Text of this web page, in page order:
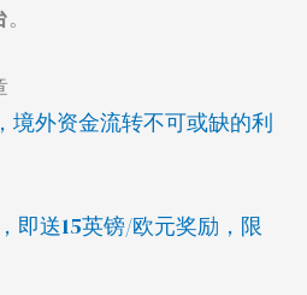
。
境外资金流转不可或缺的利
即送15英镑/欧元奖励，限